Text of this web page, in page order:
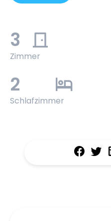
3
Zimmer
2
Schlafzimmer